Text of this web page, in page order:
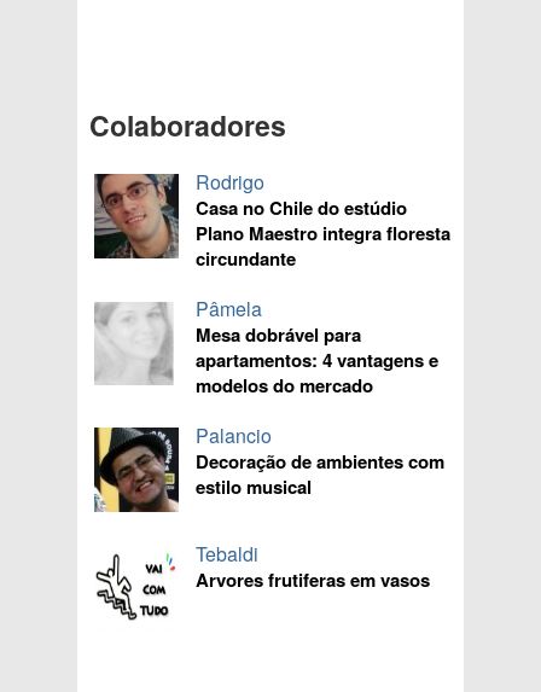
Colaboradores
Rodrigo
Casa no Chile do estúdio
Plano Maestro integra floresta
circundante
Pâmela
Mesa dobrável para
apartamentos: 4 vantagens e
modelos do mercado
Palancio
Decoração de ambientes com
estilo musical
Tebaldi
Arvores frutiferas em vasos